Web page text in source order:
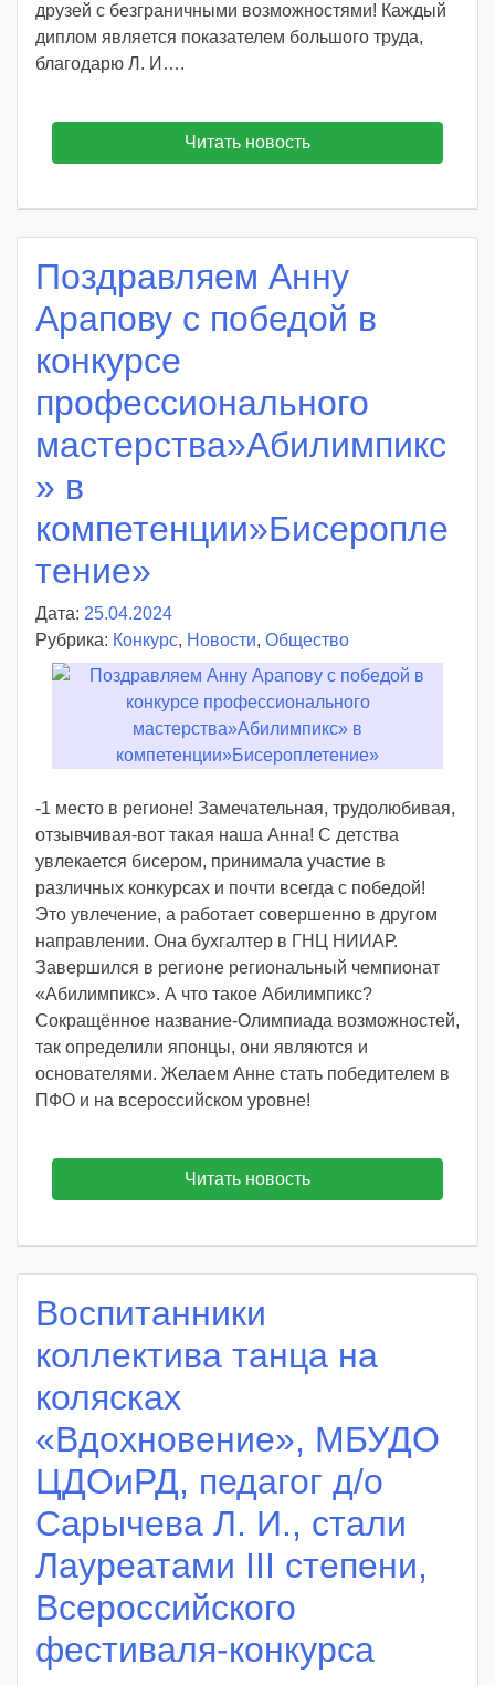
друзей с безграничными возможностями! Каждый
диплом является показателем большого труда,
благодарю Л. И….
Читать новость
Поздравляем Анну
Арапову с победой в
конкурсе
профессионального
мастерства»Абилимпикс
» в
компетенции»Бисеропле
тение»
Дата: 25.04.2024
в
т
о
р
:
v
o
i
d
d
m
d
y
Рубрика: Конкурс, Новости, Общество
-1 место в регионе! Замечательная, трудолюбивая,
отзывчивая-вот такая наша Анна! С детства
увлекается бисером, принимала участие в
различных конкурсах и почти всегда с победой!
Это увлечение, а работает совершенно в другом
направлении. Она бухгалтер в ГНЦ НИИАР.
Завершился в регионе региональный чемпионат
«Абилимпикс». А что такое Абилимпикс?
Сокращённое название-Олимпиада возможностей,
так определили японцы, они являются и
основателями. Желаем Анне стать победителем в
ПФО и на всероссийском уровне!
Читать новость
Воспитанники
коллектива танца на
колясках
«Вдохновение», МБУДО
ЦДОиРД, педагог д/о
Сарычева Л. И., стали
Лауреатами III степени,
Всероссийского
фестиваля-конкурса